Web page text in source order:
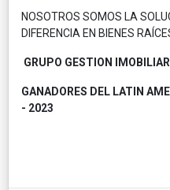
NOSOTROS SOMOS LA
DIFERENCIA EN BIENES
GRUPO GESTION
GANADORES DEL LATIN
- 2023